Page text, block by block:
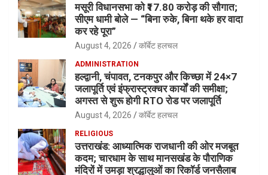
मसूरी विधानसभा को ₹17.80 करोड़ की सौगात;
सीएम धामी बोले — “बिना रुके, बिना थके हर वादा
कर रहे पूरा”
August 4, 2026 कॉर्बेट हलचल
ADMINISTRATION
हल्द्वानी, चंपावत, टनकपुर और किच्छा में 24×7
जलापूर्ति एवं इंफ्रास्ट्रक्चर कार्यों की समीक्षा;
अगस्त से शुरू होगी RTO रोड पर जलापूर्ति
August 4, 2026 कॉर्बेट हलचल
RELIGIOUS
उत्तराखंड: आध्यात्मिक राजधानी की ओर मजबूत
कदम; चारधाम के साथ मानसखंड के पौराणिक
मंदिरों में उमड़ा श्रद्धालुओं का रिकॉर्ड जनसैलाब